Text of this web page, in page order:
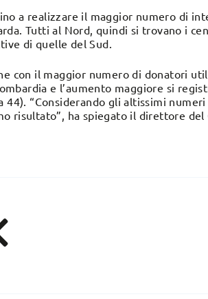
a realizzare il maggior numero di
Tutti al Nord, quindi si trovano i
di quelle del Sud.
con il maggior numero di donatori
e l’aumento maggiore si
44). “Considerando gli altissimi
risultato”, ha spiegato il direttore del